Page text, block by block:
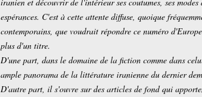
espérances. C'est à cette attente diffuse, quoique
contemporains, que voudrait répondre ce numéro
plus d'un titre.
D'une part, dans le domaine de la fiction comme dans
ample panorama de la littérature iranienne du dernier
D'autre part, il s'ouvre sur des articles de fond qui